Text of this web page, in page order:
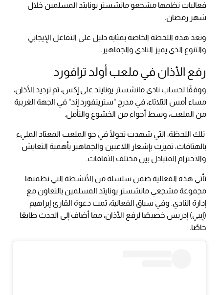
فعاليات نظمها مشجعو مانشستر يونايتد المسلمين خلال
شهر رمضان.
وتعد هذه اللحظة الخاصة بمثابة دليل على التفاعل الإيجابي
والتنوع الذي يميز النادي والجماهير.
رفع الأذان في ملعب أولد ترافورد
ووفقًا لحساب نادي مانشستر يونايتد على إكس، تم ترديد الأذان،
مساء أمس الثلاثاء، في مدرج "ستريتفورد إند" في الجهة الغربية
من الملعب، وسط أجواء من الخشوع والتأمل.
تلك اللحظة، التي شهدت تحولًا في جو الملعب المعتاد المليء
بالهتافات، تميزت بإشعار اللاعبين والجماهير بأهمية التعايش
والاحترام المتبادل بين مختلف الثقافات.
تأتي هذه الفعالية ضمن سلسلة من الأنشطة التي نظمتها
مجموعة مشجعي مانشستر يونايتد المسلمين بالتعاون مع
إدارة النادي. وفي سياق الفعالية، تمت دعوة القارئ إبراهيم
(إيبي) إدريس خصيصًا لرفع الأذان، مما أضاف إلى الحدث طابعًا
خاصًا.